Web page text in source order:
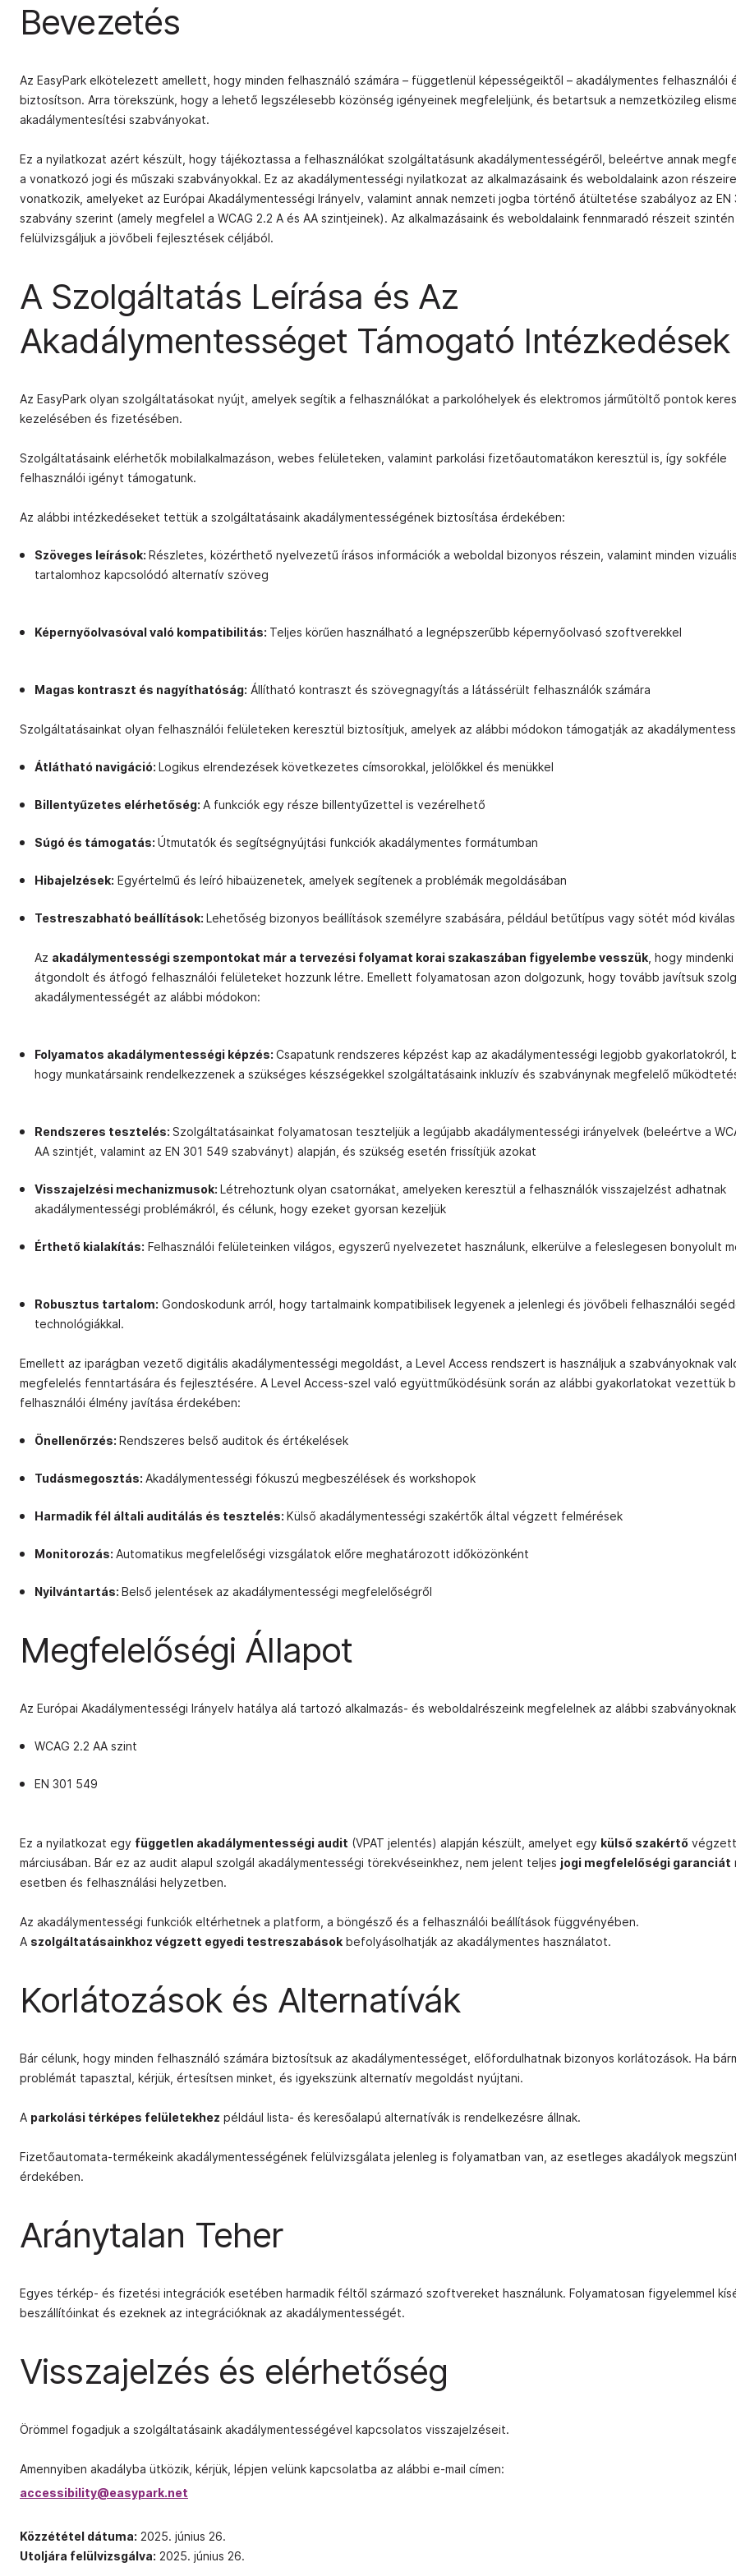
Bevezetés
Az EasyPark elkötelezett amellett, hogy minden felhasználó számára – függetlenül képességeiktől – akadálymentes felhasználói
biztosítson. Arra törekszünk, hogy a lehető legszélesebb közönség igényeinek megfeleljünk, és betartsuk a nemzetközileg
akadálymentesítési szabványokat.
Ez a nyilatkozat azért készült, hogy tájékoztassa a felhasználókat szolgáltatásunk akadálymentességéről, beleértve annak
a vonatkozó jogi és műszaki szabványokkal. Ez az akadálymentességi nyilatkozat az alkalmazásaink és weboldalaink azon részeire
vonatkozik, amelyeket az Európai Akadálymentességi Irányelv, valamint annak nemzeti jogba történő átültetése szabályoz az EN
szabvány szerint (amely megfelel a WCAG 2.2 A és AA szintjeinek). Az alkalmazásaink és weboldalaink fennmaradó részeit szintén
felülvizsgáljuk a jövőbeli fejlesztések céljából.
A Szolgáltatás Leírása és Az
Akadálymentességet Támogató Intézkedések
Az EasyPark olyan szolgáltatásokat nyújt, amelyek segítik a felhasználókat a parkolóhelyek és elektromos járműtöltő pontok
kezelésében és fizetésében.
Szolgáltatásaink elérhetők mobilalkalmazáson, webes felületeken, valamint parkolási fizetőautomatákon keresztül is, így sokféle
felhasználói igényt támogatunk.
Az alábbi intézkedéseket tettük a szolgáltatásaink akadálymentességének biztosítása érdekében:
Szöveges leírások: Részletes, közérthető nyelvezetű írásos információk a weboldal bizonyos részein, valamint minden
tartalomhoz kapcsolódó alternatív szöveg
Képernyőolvasóval való kompatibilitás: Teljes körűen használható a legnépszerűbb képernyőolvasó szoftverekkel
Magas kontraszt és nagyíthatóság: Állítható kontraszt és szövegnagyítás a látássérült felhasználók számára
Szolgáltatásainkat olyan felhasználói felületeken keresztül biztosítjuk, amelyek az alábbi módokon támogatják az
Átlátható navigáció: Logikus elrendezések következetes címsorokkal, jelölőkkel és menükkel
Billentyűzetes elérhetőség: A funkciók egy része billentyűzettel is vezérelhető
Súgó és támogatás: Útmutatók és segítségnyújtási funkciók akadálymentes formátumban
Hibajelzések: Egyértelmű és leíró hibaüzenetek, amelyek segítenek a problémák megoldásában
Testreszabható beállítások: Lehetőség bizonyos beállítások személyre szabására, például betűtípus vagy sötét mód
Az akadálymentességi szempontokat már a tervezési folyamat korai szakaszában figyelembe vesszük , hogy
átgondolt és átfogó felhasználói felületeket hozzunk létre. Emellett folyamatosan azon dolgozunk, hogy tovább javítsuk
akadálymentességét az alábbi módokon:
Folyamatos akadálymentességi képzés: Csapatunk rendszeres képzést kap az akadálymentességi legjobb gyakorlatokról,
hogy munkatársaink rendelkezzenek a szükséges készségekkel szolgáltatásaink inkluzív és szabványnak megfelelő
Rendszeres tesztelés: Szolgáltatásainkat folyamatosan teszteljük a legújabb akadálymentességi irányelvek (beleértve a
AA szintjét, valamint az EN 301 549 szabványt) alapján, és szükség esetén frissítjük azokat
Visszajelzési mechanizmusok: Létrehoztunk olyan csatornákat, amelyeken keresztül a felhasználók visszajelzést adhatnak
akadálymentességi problémákról, és célunk, hogy ezeket gyorsan kezeljük
Érthető kialakítás: Felhasználói felületeinken világos, egyszerű nyelvezetet használunk, elkerülve a feleslegesen bonyolult
Robusztus tartalom: Gondoskodunk arról, hogy tartalmaink kompatibilisek legyenek a jelenlegi és jövőbeli felhasználói
technológiákkal.
Emellett az iparágban vezető digitális akadálymentességi megoldást, a Level Access rendszert is használjuk a szabványoknak
megfelelés fenntartására és fejlesztésére. A Level Access-szel való együttműködésünk során az alábbi gyakorlatokat vezettük
felhasználói élmény javítása érdekében:
Önellenőrzés: Rendszeres belső auditok és értékelések
Tudásmegosztás: Akadálymentességi fókuszú megbeszélések és workshopok
Harmadik fél általi auditálás és tesztelés: Külső akadálymentességi szakértők által végzett felmérések
Monitorozás: Automatikus megfelelőségi vizsgálatok előre meghatározott időközönként
Nyilvántartás: Belső jelentések az akadálymentességi megfelelőségről
Megfelelőségi Állapot
Az Európai Akadálymentességi Irányelv hatálya alá tartozó alkalmazás- és weboldalrészeink megfelelnek az alábbi
WCAG 2.2 AA szint
EN 301 549
Ez a nyilatkozat egy független akadálymentességi audit (VPAT jelentés) alapján készült, amelyet egy külső szakértő
márciusában. Bár ez az audit alapul szolgál akadálymentességi törekvéseinkhez, nem jelent teljes jogi megfelelőségi garanciát
esetben és felhasználási helyzetben.
Az akadálymentességi funkciók eltérhetnek a platform, a böngésző és a felhasználói beállítások függvényében.
A szolgáltatásainkhoz végzett egyedi testreszabások befolyásolhatják az akadálymentes használatot.
Korlátozások és Alternatívák
Bár célunk, hogy minden felhasználó számára biztosítsuk az akadálymentességet, előfordulhatnak bizonyos korlátozások. Ha
problémát tapasztal, kérjük, értesítsen minket, és igyekszünk alternatív megoldást nyújtani.
A parkolási térképes felületekhez például lista- és keresőalapú alternatívák is rendelkezésre állnak.
Fizetőautomata-termékeink akadálymentességének felülvizsgálata jelenleg is folyamatban van, az esetleges akadályok
érdekében.
Aránytalan Teher
Egyes térkép- és fizetési integrációk esetében harmadik féltől származó szoftvereket használunk. Folyamatosan figyelemmel
beszállítóinkat és ezeknek az integrációknak az akadálymentességét.
Visszajelzés és elérhetőség
Örömmel fogadjuk a szolgáltatásaink akadálymentességével kapcsolatos visszajelzéseit.
Amennyiben akadályba ütközik, kérjük, lépjen velünk kapcsolatba az alábbi e-mail címen:
accessibility@easypark.net
Közzététel dátuma: 2025. június 26.
Utoljára felülvizsgálva: 2025. június 26.